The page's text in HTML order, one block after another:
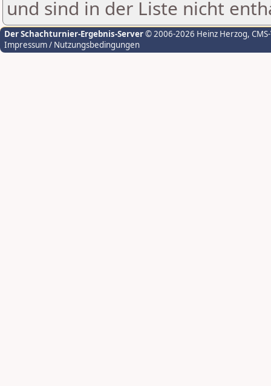
und sind in der Liste nicht
Der Schachturnier-Ergebnis-Server© 2006-2026 Heinz Herzog,
Impressum / Nutzungsbedingungen